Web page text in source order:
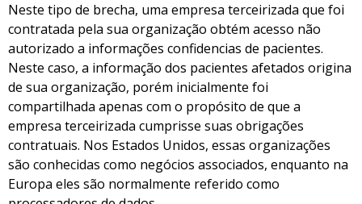
Neste tipo de brecha, uma empresa terceirizada que foi
contratada pela sua organização obtém acesso não
autorizado a informações confidencias de pacientes.
Neste caso, a informação dos pacientes afetados origina
de sua organização, porém inicialmente foi
compartilhada apenas com o propósito de que a
empresa terceirizada cumprisse suas obrigações
contratuais. Nos Estados Unidos, essas organizações
são conhecidas como negócios associados, enquanto na
Europa eles são normalmente referido como